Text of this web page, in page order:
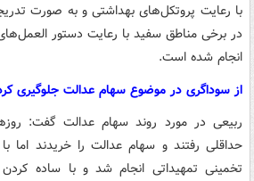
با رعایت پروتکل‌های بهداشتی و به صورت
در برخی مناطق سفید با رعایت دستور
انجام شده است.
از سوداگری در موضوع سهام عدالت جلوگیری
ربیعی در مورد روند سهام عدالت گفت:
حداقلی رفتند و سهام عدالت را خریدند اما
تخمینی تمهیداتی انجام شد و با ساده